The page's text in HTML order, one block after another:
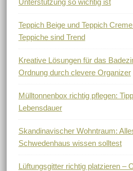
Unterstützung so wichtig ist
Teppich Beige und Teppich
Teppiche sind Trend
Kreative Lösungen für das
Ordnung durch clevere Organizer
Mülltonnenbox richtig pflegen:
Lebensdauer
Skandinavischer Wohntraum:
Schwedenhaus wissen solltest
Lüftungsgitter richtig platzieren –